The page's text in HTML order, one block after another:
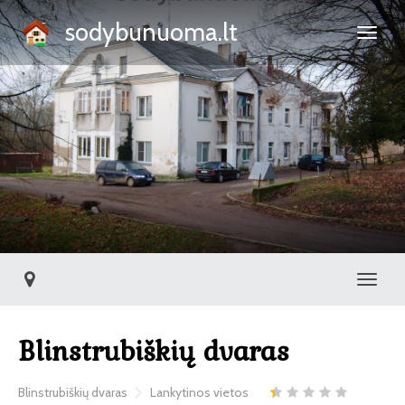
sodybunuoma.lt
Blinstrubiškių dvaras
Blinstrubiškių dvaras Lankytinos vietos